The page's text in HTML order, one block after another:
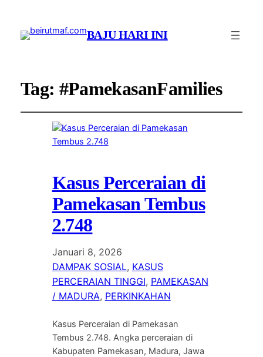
BAJU HARI INI
Tag: #PamekasanFamilies
Kasus Perceraian di
Pamekasan Tembus
2.748
Januari 8, 2026
DAMPAK SOSIAL, KASUS
PERCERAIAN TINGGI, PAMEKASAN
/ MADURA, PERKINKAHAN
Kasus Perceraian di Pamekasan
Tembus 2.748. Angka perceraian di
Kabupaten Pamekasan, Madura, Jawa